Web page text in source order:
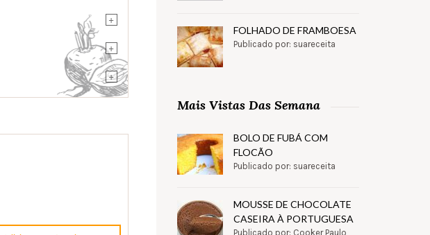
+
+
+
FOLHADO DE FRAMBOESA
Publicado por: suareceita
Mais Vistas Das Semana
BOLO DE FUBÁ COM
FLOCÃO
Publicado por: suareceita
MOUSSE DE CHOCOLATE
CASEIRA À PORTUGUESA
Publicado por: Cooker Paulo